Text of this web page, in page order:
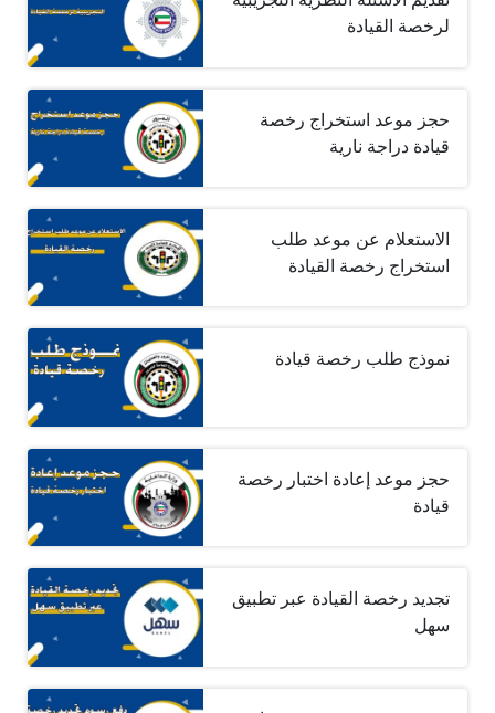
لرخصة القيادة
حجز موعد استخراج رخصة
قيادة دراجة نارية
الاستعلام عن موعد طلب
استخراج رخصة القيادة
نموذج طلب رخصة قيادة
حجز موعد إعادة اختبار رخصة
قيادة
تجديد رخصة القيادة عبر تطبيق
سهل